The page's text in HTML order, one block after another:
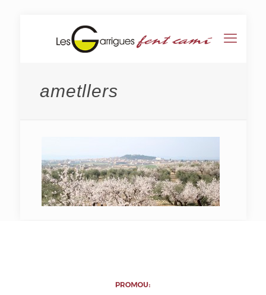
ametllers